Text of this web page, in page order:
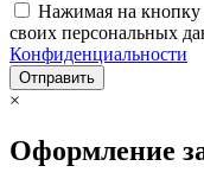
Нажимая на кнопку
своих персональных
Конфиденциальности
Отправить
×
Оформление